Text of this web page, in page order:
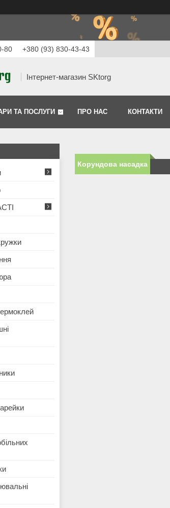
80 +380 (93) 830-43-43
Інтернет-магазин SKtorg
ТА ПОСЛУГИ ПРО НАС КОНТАКТИ
Корундова насадка